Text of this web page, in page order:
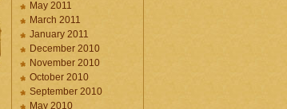
May 2011
March 2011
January 2011
December 2010
November 2010
October 2010
September 2010
May 2010